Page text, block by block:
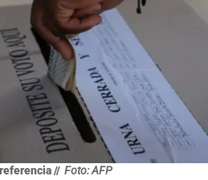
// Foto: AFP